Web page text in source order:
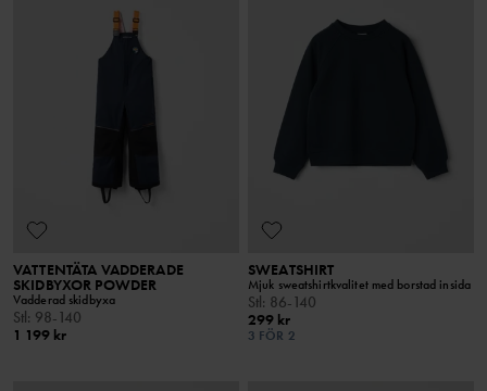
VATTENTÄTA VADDERADE
SKIDBYXOR POWDER
Vadderad skidbyxa
Stl: 98-140
1 199 kr
SWEATSHIRT
Mjuk sweatshirtkvalitet med borstad insida
Stl: 86-140
299 kr
3 FÖR 2